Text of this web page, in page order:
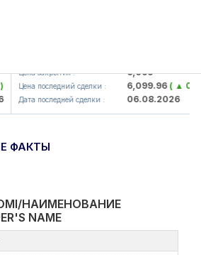
Цена закрытия : 6,099
Цена последний сделки : 6,099.96( ▲ 0.08 )
Дата последней сделки : 06.08.2026
ФАКТЫ
НАИМЕНОВАНИЕ
NAME